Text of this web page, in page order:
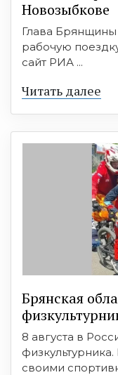
Новозыбкове
Глава
рабочую
сайт РИА ...
Читать далее
Брянская
8 августа в
своими